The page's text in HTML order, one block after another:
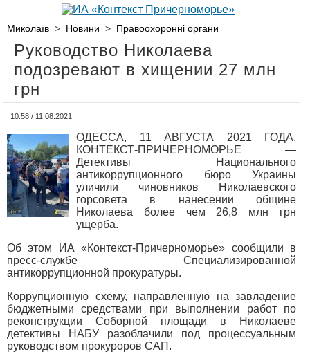
Миколаїв > Новини > Правоохоронні органи
Руководство Николаева
подозревают в хищении 27 млн
грн
10:58 / 11.08.2021
ОДЕССА, 11 АВГУСТА 2021 ГОДА,
КОНТЕКСТ-ПРИЧЕРНОМОРЬЕ —
Детективы Национального
антикоррупционного бюро Украины
уличили чиновников Николаевского
горсовета в нанесении общине
Николаева более чем 26,8 млн грн
ущерба.
Об этом ИА «Контекст-Причерноморье» сообщили в
пресс-службе Специализированной
антикоррупционной прокуратуры.
Коррупционную схему, направленную на завладение
бюджетными средствами при выполнении работ по
реконструкции Соборной площади в Николаеве
детективы НАБУ разоблачили под процессуальным
руководством прокуроров САП.